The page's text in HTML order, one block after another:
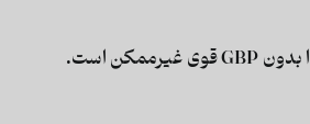
بدون GBP قوی غیرممکن است.